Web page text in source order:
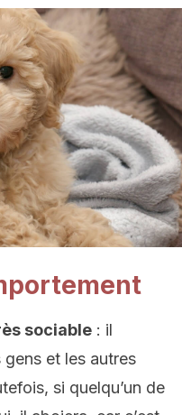
sociable : il
et les autres
si quelqu’un de